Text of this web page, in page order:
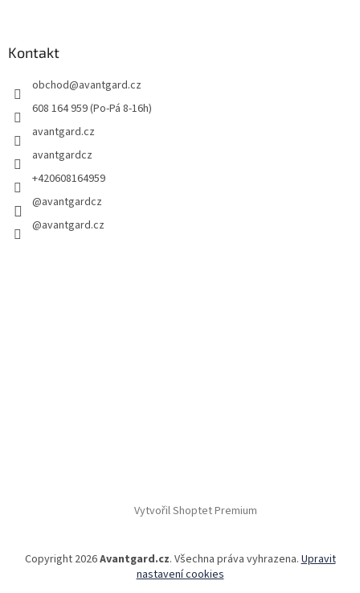
Kontakt
obchod@avantgard.cz
608 164 959 (Po-Pá 8-16h)
avantgard.cz
avantgardcz
+420608164959
@avantgardcz
@avantgard.cz
Vytvořil Shoptet Premium
Copyright 2026Avantgard.cz. Všechna práva vyhrazena.Upravit
nastavení cookies